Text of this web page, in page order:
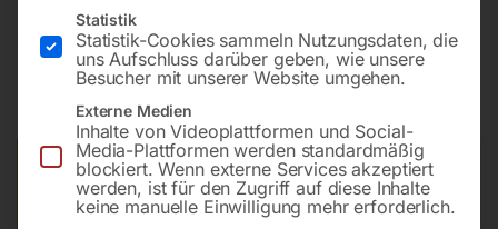
1.320,00
inkl. MwSt. zzgl.Versandkosten
Lieferzeit:ca. 5 - 10 Werktage
Versandkosten Standard (Österreich):€15,00
Bitte beachten Sie: Die Versandkosten gelten für Österreich.
Andere Länder können abweichen.
Statistik
Statistik-Cookies sammeln Nutzungsdaten, die
uns Aufschluss darüber geben, wie unsere
Besucher mit unserer Website umgehen.
Externe Medien
Inhalte von Videoplattformen und Social-
Media-Plattformen werden standardmäßig
blockiert. Wenn externe Services akzeptiert
werden, ist für den Zugriff auf diese Inhalte
keine manuelle Einwilligung mehr erforderlich.